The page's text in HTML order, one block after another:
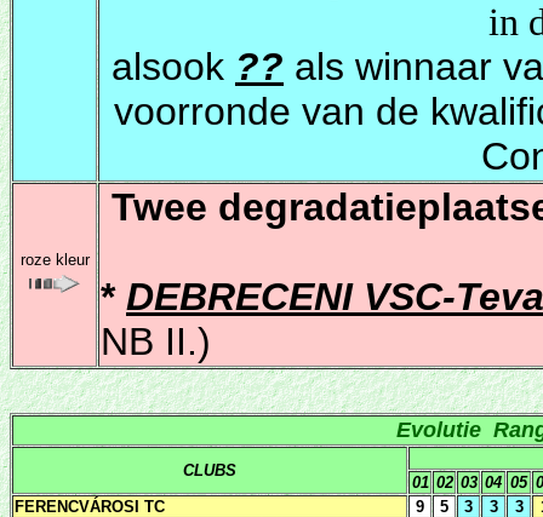
in
alsook ?? als winnaar
voorronde van de
roze kleur
Twee
* DEBRECENI VSC-Teva
NB II.)
Evolutie
CLUBS
01 02 03 04 05
FERENCVÁROSI TC
9 5 3 3 3